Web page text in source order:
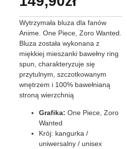
podstawie
ocen
klientów
Wytrzymała bluza dla fanów
Anime. One Piece, Zoro Wanted.
Bluza została wykonana z
miękkiej mieszanki bawełny ring
spun, charakteryzuje się
przytulnym, szczotkowanym
wnętrzem i 100% bawełnianą
stroną wierzchnią
Grafika: One Piece, Zoro
Wanted
Krój: kangurka /
uniwersalny / unisex